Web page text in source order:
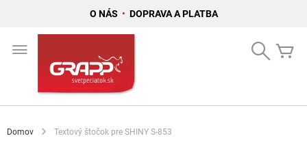
O NÁS • DOPRAVA A PLATBA
Search
Domov Textový štočok pre SHINY S-853